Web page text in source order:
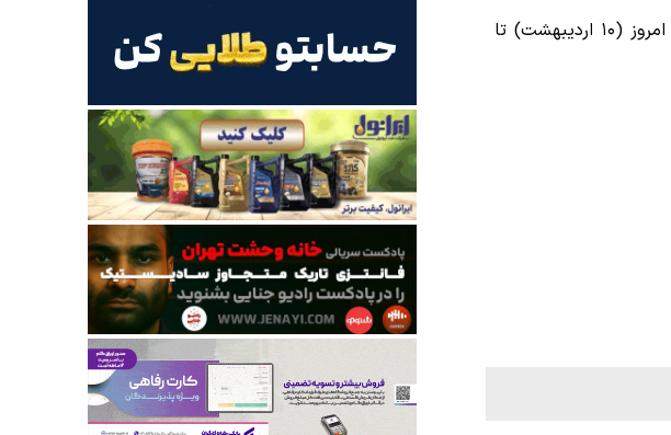
وجه‌الضمان جلسه حراج برابر با ۵۰ میلیارد ریال به ازای هر شمش طلا است که متقاضیان می‌توانند از امروز (۱۰ اردیبهشت) تا